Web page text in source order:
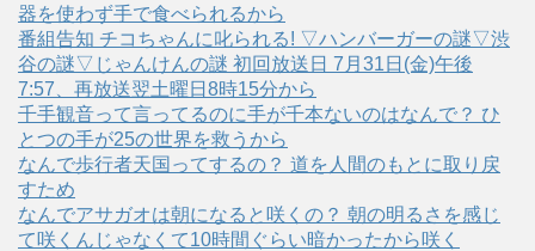
器を使わず手で食べられるから
番組告知 チコちゃんに叱られる! ▽ハンバーガーの謎▽渋
谷の謎▽じゃんけんの謎 初回放送日 7月31日(金)午後
7:57、再放送翌土曜日8時15分から
千手観音って言ってるのに手が千本ないのはなんで？ ひ
とつの手が25の世界を救うから
なんで歩行者天国ってするの？ 道を人間のもとに取り戻
すため
なんでアサガオは朝になると咲くの？ 朝の明るさを感じ
て咲くんじゃなくて10時間ぐらい暗かったから咲く